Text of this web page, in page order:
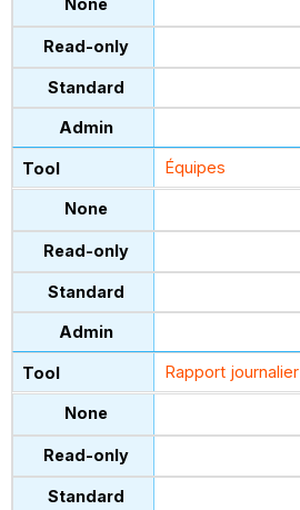
Équipes
Rapport journalier